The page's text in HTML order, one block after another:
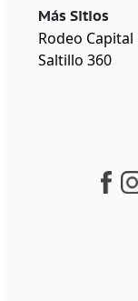
Más Sitios
Rodeo Capital
Saltillo 360